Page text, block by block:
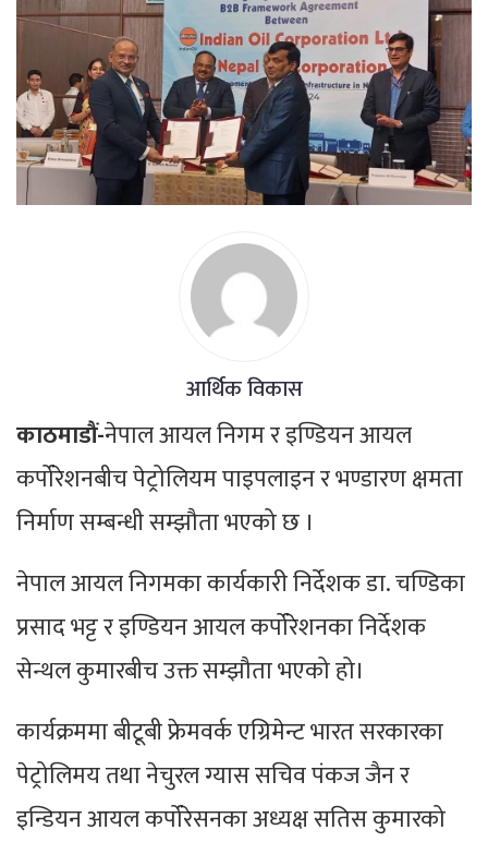
आर्थिक विकास
काठमाडौं-नेपाल आयल निगम र इण्डियन आयल
कर्पोरेशनबीच पेट्रोलियम पाइपलाइन र भण्डारण क्षमता
निर्माण सम्बन्धी सम्झौता भएको छ ।
नेपाल आयल निगमका कार्यकारी निर्देशक डा. चण्डिका
प्रसाद भट्ट र इण्डियन आयल कर्पोरेशनका निर्देशक
सेन्थल कुमारबीच उक्त सम्झौता भएको हो।
कार्यक्रममा बीटूबी फ्रेमवर्क एग्रिमेन्ट भारत सरकारका
पेट्रोलिमय तथा नेचुरल ग्यास सचिव पंकज जैन र
इन्डियन आयल कर्पोरेसनका अध्यक्ष सतिस कुमारको